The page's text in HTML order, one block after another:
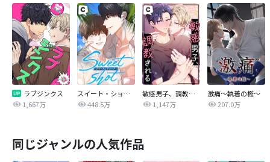
ラブジンクス
1,667万
スイート・ショット
448.5万
敏感男子、調教される
1,147万
激痛～執着の檻～
207.0万
同じジャンルの人気作品